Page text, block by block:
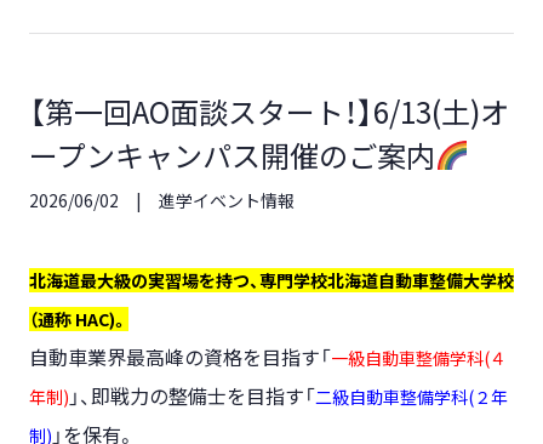
【第一回AO面談スタート！】6/13(土)オ
ープンキャンパス開催のご案内
2026/06/02 進学イベント情報
北海道最大級の実習場を持つ、専門学校北海道自動車整備大学校
（通称 HAC)。
自動車業界最高峰の資格を目指す「一級自動車整備学科(４
年制) 」、即戦力の整備士を目指す「二級自動車整備学科(２年
制) 」を保有。